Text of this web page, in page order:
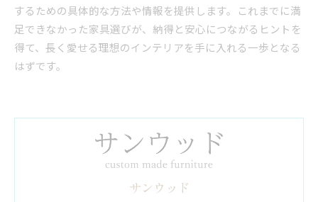
するための具体的な方法や情報を提供します。これまでに満
足できなかった家具選びが、納得と安心につながるヒントを
得て、長く愛せる理想のインテリアを手に入れる一歩となる
はずです。
サンウッド